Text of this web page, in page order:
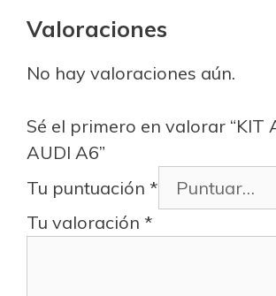
Valoraciones
No hay valoraciones aún.
Sé el primero en valorar “KIT
AUDI A6”
Tu puntuación *
Tu valoración *